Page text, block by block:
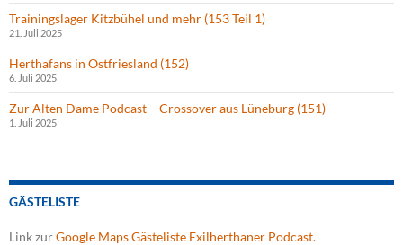
Trainingslager Kitzbühel und mehr (153 Teil 1)
21. Juli 2025
Herthafans in Ostfriesland (152)
6. Juli 2025
Zur Alten Dame Podcast – Crossover aus Lüneburg (151)
1. Juli 2025
GÄSTELISTE
Link zurGoogle Maps Gästeliste Exilherthaner Podcast.